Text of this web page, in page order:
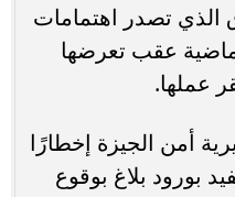
الذي تصدر اهتمامات
عقب تعرضها
عملها.
أمن الجيزة إخطارًا
بورود بلاغ بوقوع